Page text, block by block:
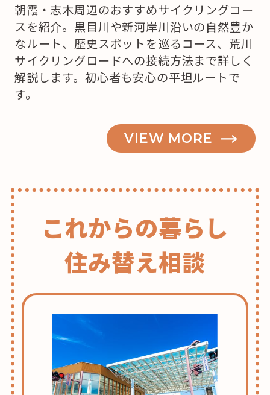
を
買
お
う
か
な？”
朝霞・志木周辺のおすすめサイクリングコー
スを紹介。黒目川や新河岸川沿いの自然豊か
なルート、歴史スポットを巡るコース、荒川
サイクリングロードへの接続方法まで詳しく
解説します。初心者も安心の平坦ルートで
す。
VIEW MORE
これからの暮らし
住み替え相談